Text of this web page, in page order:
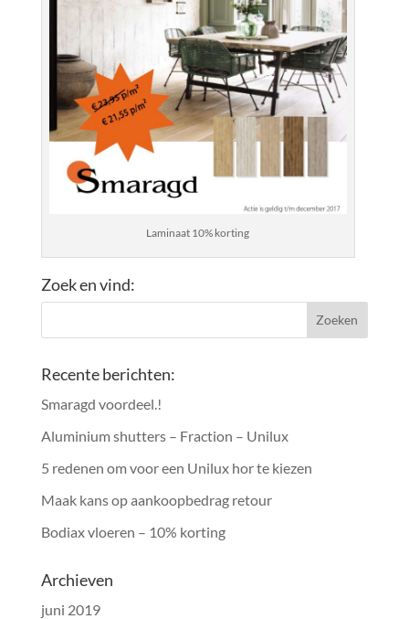
Laminaat 10% korting
Zoek en vind:
Recente berichten:
Smaragd voordeel.!
Aluminium shutters – Fraction – Unilux
5 redenen om voor een Unilux hor te kiezen
Maak kans op aankoopbedrag retour
Bodiax vloeren – 10% korting
Archieven
juni 2019